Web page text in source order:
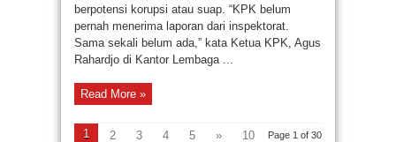
berpotensi korupsi atau suap. “KPK belum
pernah menerima laporan dari inspektorat.
Sama sekali belum ada,” kata Ketua KPK, Agus
Rahardjo di Kantor Lembaga ...
Read More »
Page 1 of 30
1 2 3 4 5 » 10